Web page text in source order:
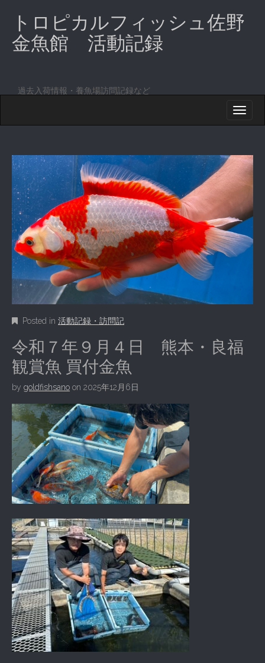
トロピカルフィッシュ佐野
金魚館 活動記録
過去入荷情報・養魚場訪問記録など
N
M
E
N
U
O
C
O
N
E
N
T
Posted in 活動記録・訪問記
令和７年９月４日 熊本・良福
観賞魚 買付金魚
by goldfishsano on 2025年12月6日